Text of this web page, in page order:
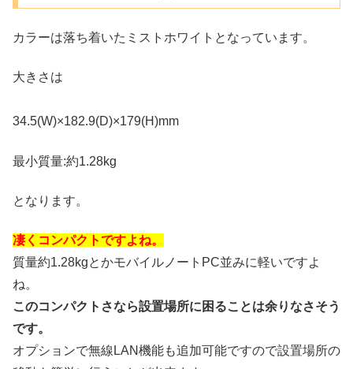
カラーは落ち着いたミストホワイトとなっています。
大きさは
34.5(W)×182.9(D)×179(H)mm
最小質量:約1.28kg
となります。
凄くコンパクトですよね。
質量約1.28kgとかモバイルノートPC並みに軽いですよ
ね。
このコンパクトさなら設置場所に困ることは余りなさそう
です。
オプションで無線LAN機能も追加可能ですので設置場所の